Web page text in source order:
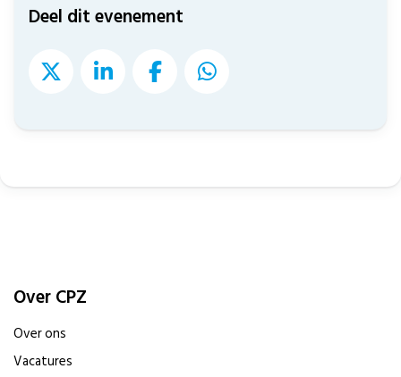
Deel dit evenement
Over CPZ
Over ons
Vacatures